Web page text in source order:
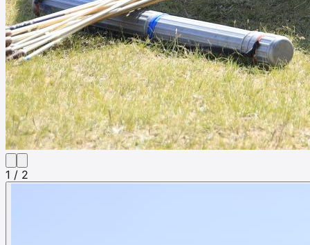
1 / 2